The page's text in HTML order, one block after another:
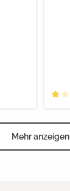
Mehr anzeigen